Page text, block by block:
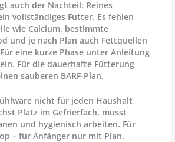
auch der Nachteil: Reines
vollständiges Futter. Es fehlen
wie Calcium, bestimmte
und je nach Plan auch Fettquellen
eine kurze Phase unter Anleitung
Für die dauerhafte Fütterung
sauberen BARF-Plan.
nicht für jeden Haushalt
Platz im Gefrierfach, musst
und hygienisch arbeiten. Für
– für Anfänger nur mit Plan.